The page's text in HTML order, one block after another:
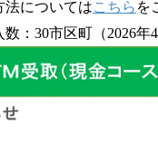
についてはこちら を
：30市区町（2026年4